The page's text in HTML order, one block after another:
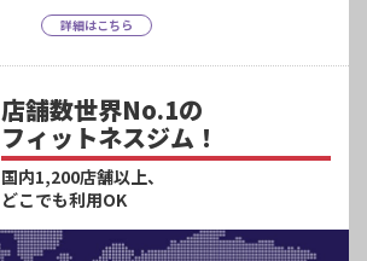
詳細はこちら
店舗数世界No.1の
フィットネスジム！
国内1,200店舗以上、
どこでも利用OK